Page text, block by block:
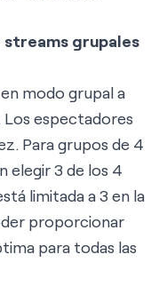
streams grupales
modo grupal a
Los espectadores
Para grupos de 4
elegir 3 de los 4
limitada a 3 en la
proporcionar
para todas las